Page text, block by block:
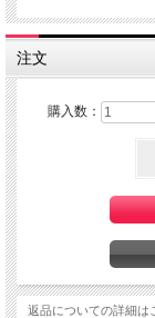
BG、水、グリセリン、
グリセリン、フェノキ
注文
購入数：
返品についての詳細は